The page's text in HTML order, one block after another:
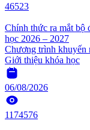
46523
Chính thức ra mắt bộ
học 2026 – 2027
Chương trình khuyến
Giới thiệu khóa học
06/08/2026
1174576